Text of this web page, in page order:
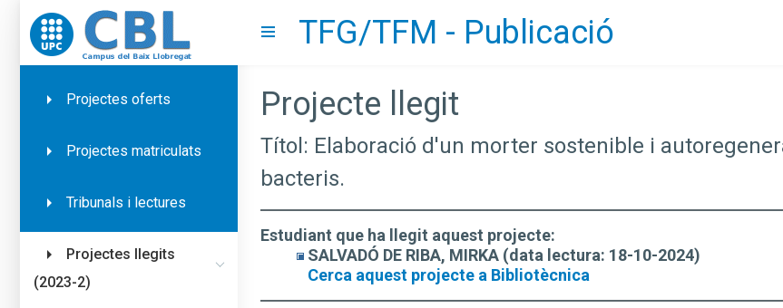
Go to upc.edu Show menuTFG/TFM - Publicació
Projectes oferts
Projectes matriculats
Tribunals i lectures
Projectes llegits
(2023-2)
Projecte llegit
Títol: Elaboració d'un morter sostenible i
bacteris.
Estudiant que ha llegit aquest projecte:
SALVADÓ DE RIBA, MIRKA (data lectura: 18-10-2024)
Cerca aquest projecte a Bibliotècnica